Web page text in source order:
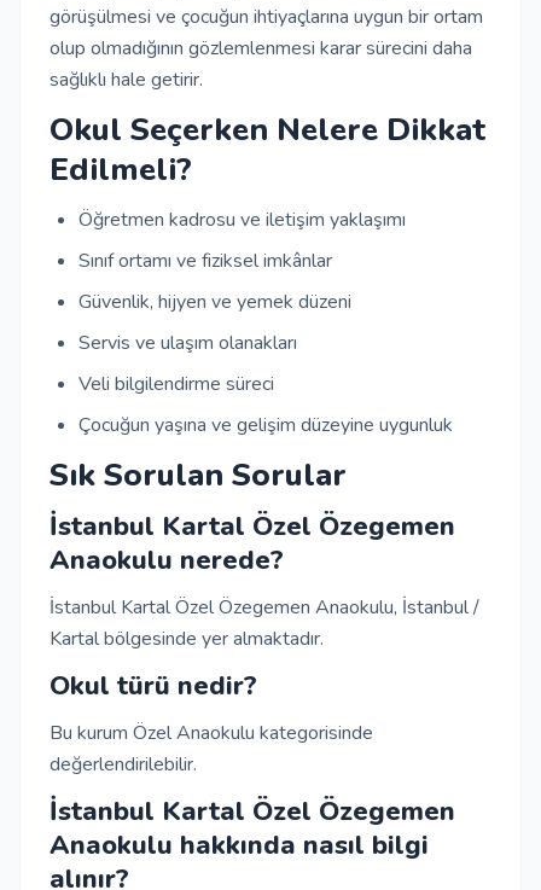
görüşülmesi ve çocuğun ihtiyaçlarına uygun bir ortam
olup olmadığının gözlemlenmesi karar sürecini daha
sağlıklı hale getirir.
Okul Seçerken Nelere Dikkat
Edilmeli?
Öğretmen kadrosu ve iletişim yaklaşımı
Sınıf ortamı ve fiziksel imkânlar
Güvenlik, hijyen ve yemek düzeni
Servis ve ulaşım olanakları
Veli bilgilendirme süreci
Çocuğun yaşına ve gelişim düzeyine uygunluk
Sık Sorulan Sorular
İstanbul Kartal Özel Özegemen
Anaokulu nerede?
İstanbul Kartal Özel Özegemen Anaokulu, İstanbul /
Kartal bölgesinde yer almaktadır.
Okul türü nedir?
Bu kurum Özel Anaokulu kategorisinde
değerlendirilebilir.
İstanbul Kartal Özel Özegemen
Anaokulu hakkında nasıl bilgi
alınır?